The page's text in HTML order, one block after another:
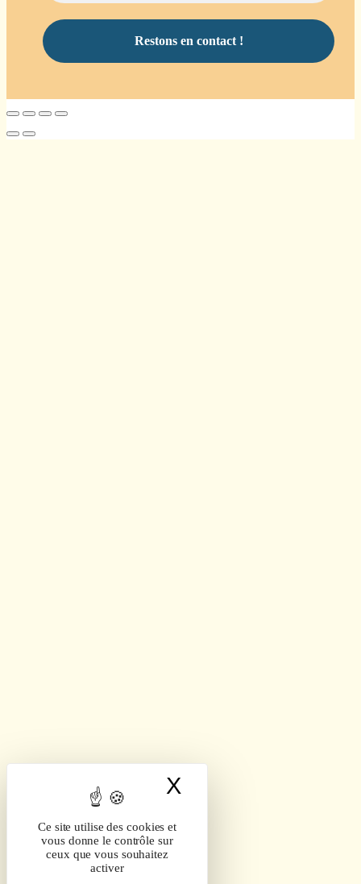
Ce site utilise des cookies et
vous donne le contrôle sur
ceux que vous souhaitez
activer
X